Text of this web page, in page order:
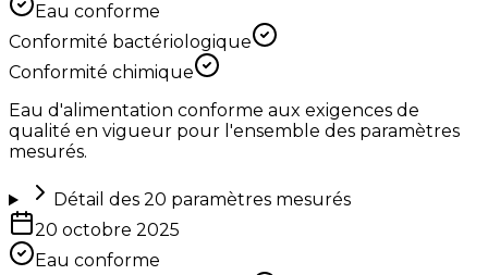
Eau conforme
Conformité bactériologique
Conformité chimique
Eau d'alimentation conforme aux exigences de
qualité en vigueur pour l'ensemble des paramètres
mesurés.
Détail des 20 paramètres mesurés
20 octobre 2025
Eau conforme